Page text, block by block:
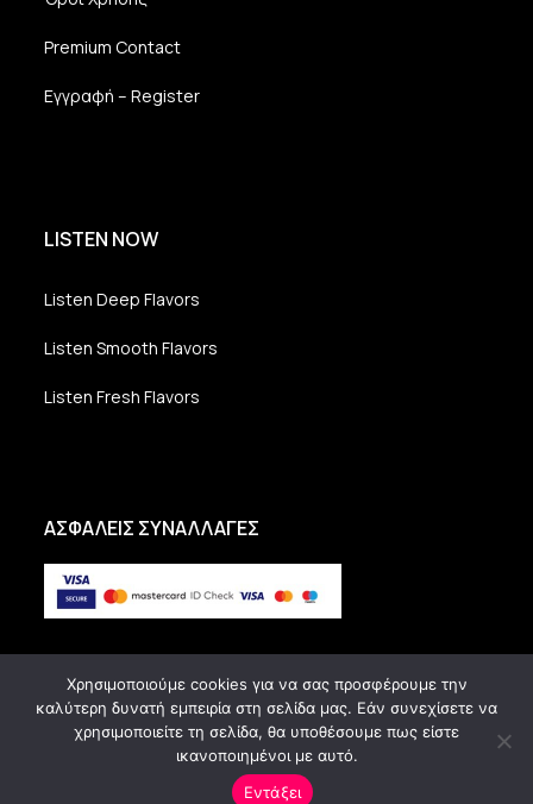
Premium Contact
Εγγραφή – Register
LISTEN NOW
Listen Deep Flavors
Listen Smooth Flavors
Listen Fresh Flavors
ΑΣΦΑΛΕΙΣ ΣΥΝΑΛΛΑΓΕΣ
Copyright Vanilla Radio - All Rights Reserved.
Χρησιμοποιούμε cookies για να σας προσφέρουμε την
καλύτερη δυνατή εμπειρία στη σελίδα μας. Εάν συνεχίσετε να
χρησιμοποιείτε τη σελίδα, θα υποθέσουμε πως είστε
ικανοποιημένοι με αυτό.
Εντάξει